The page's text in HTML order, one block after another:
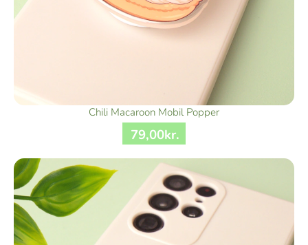
Chili Macaroon Mobil Popper
79,00kr.